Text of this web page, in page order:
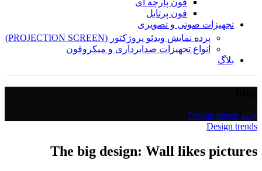
فون پارچه ای
فون پرتابل
تجهیزات صوتی و تصویری
پرده نمایش ویدئو پروژکتور (PROJECTION SCREEN)
انواع تجهیزات صدابرداری و میکروفون
بلاگ
خانه Design trends
Design trends
The big design: Wall likes pictures